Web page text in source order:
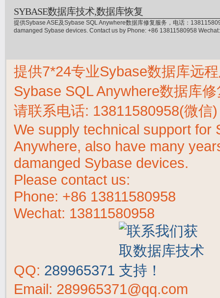
SYBASE数据库技术,数据库恢复
提供Sybase ASE及Sybase SQL Anywhere数据库修复服务，电话：
damanged Sybase devices. Contact us by Phone: +86 13811580958
提供7*24专业Sybase数据库远
Sybase SQL Anywhere数据库
请联系电话: 13811580958(微信
We supply technical support for
Anywhere, also have many
damanged Sybase devices.
Please contact us:
Phone: +86 13811580958
Wechat: 13811580958
QQ: 289965371
Email: 289965371@qq.com